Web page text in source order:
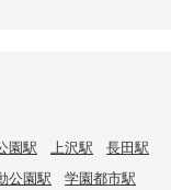
園駅 上沢駅
長田駅
公園駅
学園都市駅